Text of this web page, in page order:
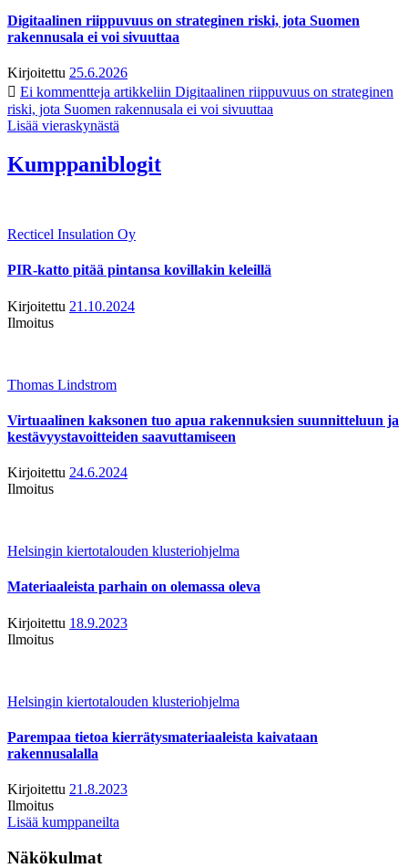
Digitaalinen riippuvuus on strateginen riski, jota Suomen
rakennusala ei voi sivuuttaa
Kirjoitettu 25.6.2026
Ei kommentteja artikkeliin Digitaalinen riippuvuus on strateginen
riski, jota Suomen rakennusala ei voi sivuuttaa
Lisää vieraskynästä
Kumppaniblogit
Recticel Insulation Oy
PIR-katto pitää pintansa kovillakin keleillä
Kirjoitettu 21.10.2024
Ilmoitus
Thomas Lindstrom
Virtuaalinen kaksonen tuo apua rakennuksien suunnitteluun ja
kestävyystavoitteiden saavuttamiseen
Kirjoitettu 24.6.2024
Ilmoitus
Helsingin kiertotalouden klusteriohjelma
Materiaaleista parhain on olemassa oleva
Kirjoitettu 18.9.2023
Ilmoitus
Helsingin kiertotalouden klusteriohjelma
Parempaa tietoa kierrätysmateriaaleista kaivataan
rakennusalalla
Kirjoitettu 21.8.2023
Ilmoitus
Lisää kumppaneilta
Näkökulmat